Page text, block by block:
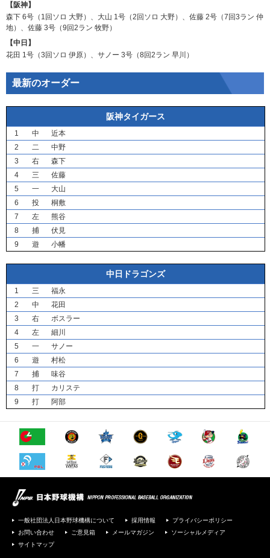
【阪神】
森下 6号（1回ソロ 大野）、 大山 1号（2回ソロ 大野）、 佐藤 2号（7回3ラン 仲
地）、 佐藤 3号（9回2ラン 牧野）
【中日】
花田 1号（3回ソロ 伊原）、 サノー 3号（8回2ラン 早川 ）
最新のオーダー
阪神タイガース
1 中
近本
2
二
中野
3
右
森下
4
三
佐藤
5
一
大山
6
投
桐敷
7
左
熊谷
8
捕
伏見
9
遊 小幡
中日ドラゴンズ
1 三
福永
2
中
花田
3
右
ボスラー
4
左
細川
5
一
サノー
6
遊
村松
7
捕
味谷
8
打
カリステ
9
打 阿部
一般社団法人日本野球機構について 採用情報
プライバシーポリシー
お問い合わせ
ご意見箱 メールマガジン
ソーシャルメディア
サイトマップ